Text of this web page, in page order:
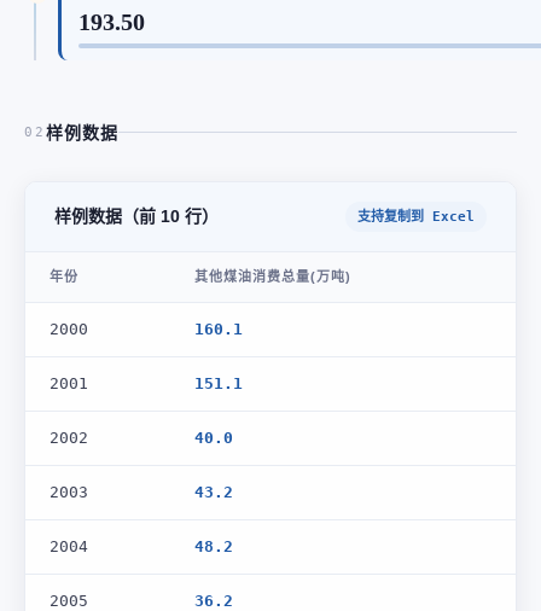
193.50
02 样例数据
样例数据（前 10 行） 支持复制到 Excel
年份 其他煤油消费总量(万吨)
2000 160.1
2001 151.1
2002 40.0
2003 43.2
2004 48.2
2005 36.2